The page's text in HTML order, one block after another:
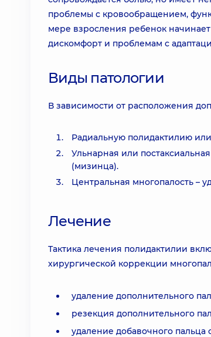
проблемы с кровообращением,
мере взросления ребенок
дискомфорт и проблемам с
Виды патологии
В зависимости от расположения
Радиальную полидактилию
Ульнарная или
(мизинца).
Центральная многопалость –
Лечение
Тактика лечения полидактилии
хирургической коррекции
удаление дополнительного
резекция дополнительного
удаление добавочного